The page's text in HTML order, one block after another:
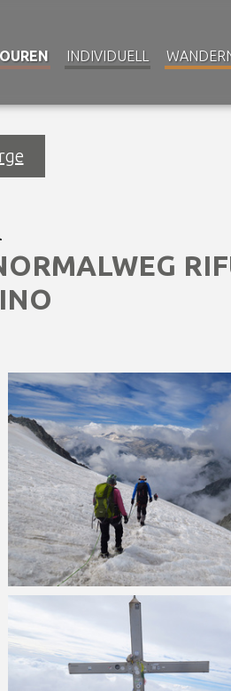
INDIVIDUELL